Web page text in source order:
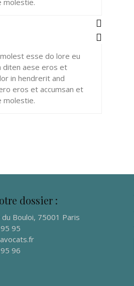
molestie.
esse do lore eu
diten aese eros et
in hendrerit and
eros et accumsan et
molestie.
dossier :
du Bouloi, 75001 Paris
95
96